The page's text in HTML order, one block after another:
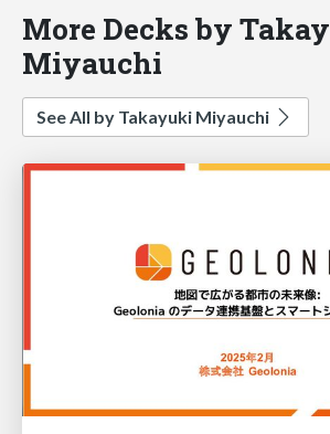
More Decks by
Miyauchi
See All by Takayuki Miyauchi